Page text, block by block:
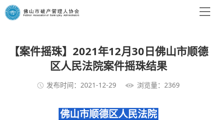
【案件摇珠】2021年12月30日佛山市顺德
区人民法院案件摇珠结果
发布时间：2021-12-29 浏览量：2369
佛山市顺德区人民法院